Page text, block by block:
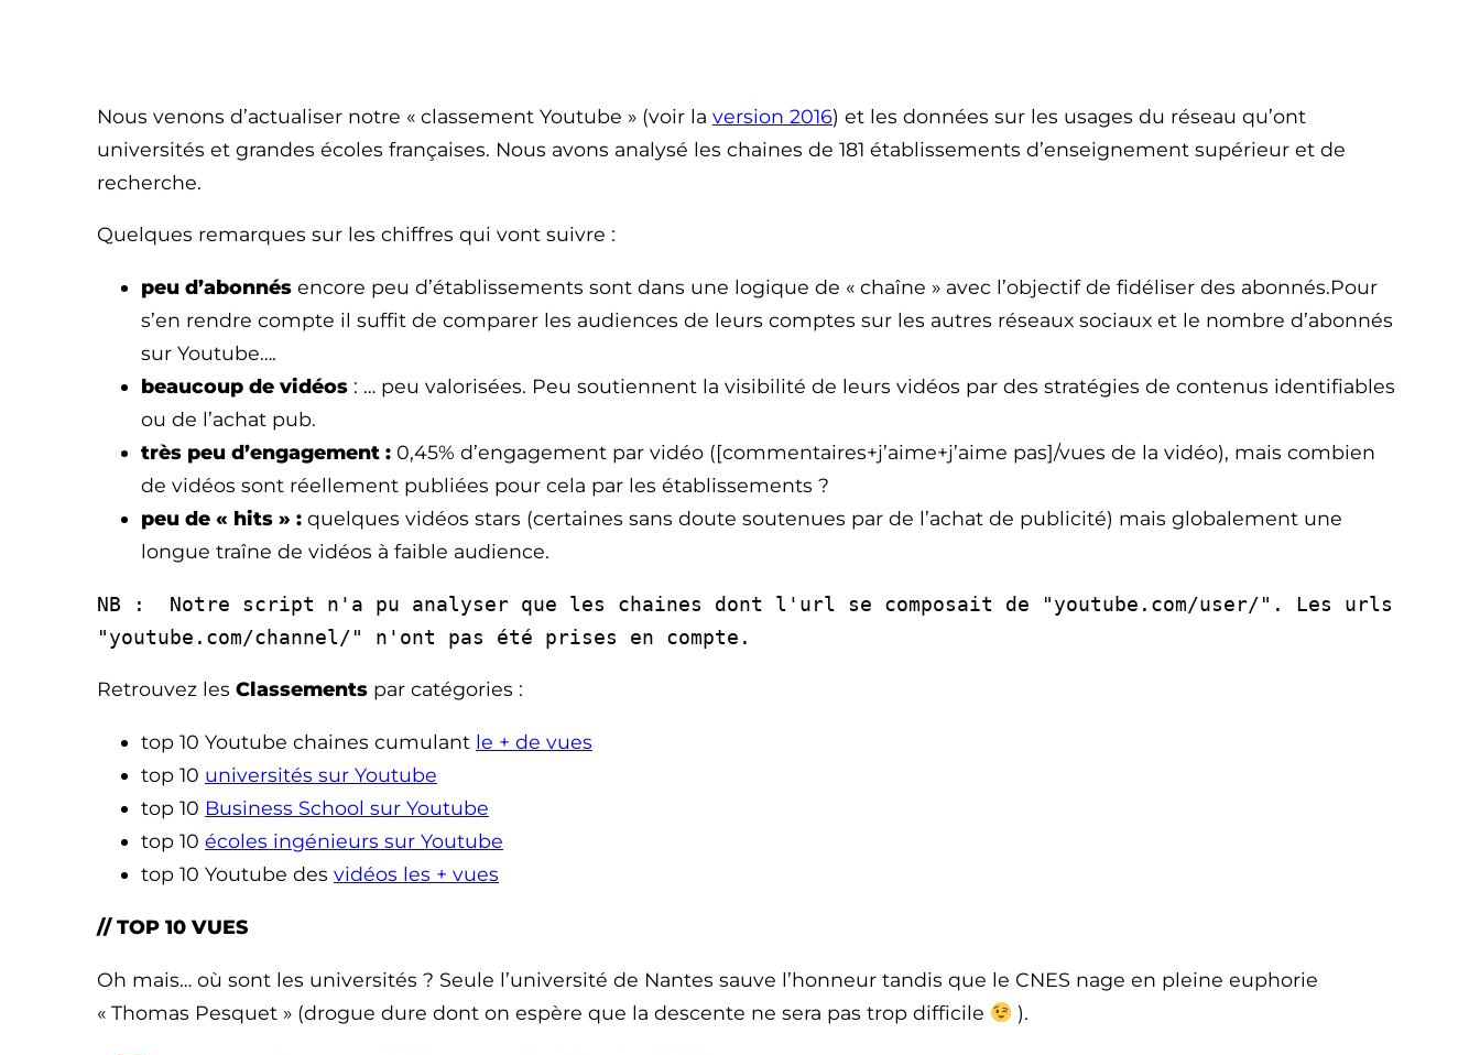
Nous venons d’actualiser notre « classement Youtube » (voir la version 2016) et les données sur les usages du réseau qu’ont
universités et grandes écoles françaises. Nous avons analysé les chaines de 181 établissements d’enseignement supérieur et de
recherche.
Quelques remarques sur les chiffres qui vont suivre :
peu d’abonnés encore peu d’établissements sont dans une logique de « chaîne » avec l’objectif de fidéliser des abonnés.Pour
s’en rendre compte il suffit de comparer les audiences de leurs comptes sur les autres réseaux sociaux et le nombre d’abonnés
sur Youtube….
beaucoup de vidéos : … peu valorisées. Peu soutiennent la visibilité de leurs vidéos par des stratégies de contenus identifiables
ou de l’achat pub.
très peu d’engagement : 0,45% d’engagement par vidéo ([commentaires+j’aime+j’aime pas]/vues de la vidéo), mais combien
de vidéos sont réellement publiées pour cela par les établissements ?
peu de « hits » : quelques vidéos stars (certaines sans doute soutenues par de l’achat de publicité) mais globalement une
longue traîne de vidéos à faible audience.
NB : Notre script n'a pu analyser que les chaines dont l'url se composait de "youtube.com/user/". Les urls
"youtube.com/channel/" n'ont pas été prises en compte.
Retrouvez les Classements par catégories :
top 10 Youtube chaines cumulant le + de vues
top 10 universités sur Youtube
top 10 Business School sur Youtube
top 10 écoles ingénieurs sur Youtube
top 10 Youtube des vidéos les + vues
// TOP 10 VUES
Oh mais… où sont les universités ? Seule l’université de Nantes sauve l’honneur tandis que le CNES nage en pleine euphorie
« Thomas Pesquet » (drogue dure dont on espère que la descente ne sera pas trop difficile
).